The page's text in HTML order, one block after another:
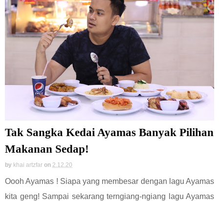
Tak Sangka Kedai Ayamas Banyak Pilihan
Makanan Sedap!
by khai artzfar on 2.12.20
Oooh Ayamas ! Siapa yang membesar dengan lagu Ayamas
kita geng! Sampai sekarang terngiang-ngiang lagu Ayamas